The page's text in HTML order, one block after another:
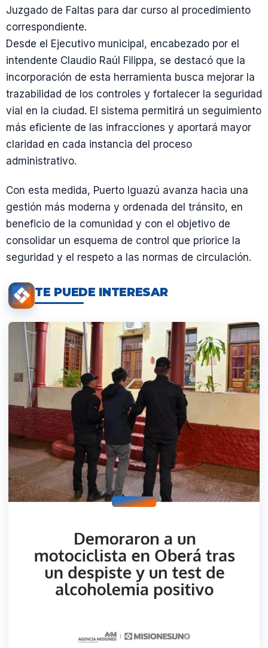
Juzgado de Faltas para dar curso al procedimiento
correspondiente.
Desde el Ejecutivo municipal, encabezado por el
intendente Claudio Raúl Filippa, se destacó que la
incorporación de esta herramienta busca mejorar la
trazabilidad de los controles y fortalecer la seguridad
vial en la ciudad. El sistema permitirá un seguimiento
más eficiente de las infracciones y aportará mayor
claridad en cada instancia del proceso
administrativo.
Con esta medida, Puerto Iguazú avanza hacia una
gestión más moderna y ordenada del tránsito, en
beneficio de la comunidad y con el objetivo de
consolidar un esquema de control que priorice la
seguridad y el respeto a las normas de circulación.
TE PUEDE INTERESAR